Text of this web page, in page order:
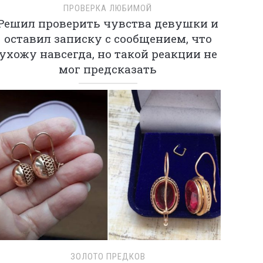
ПРОВЕРКА ЛЮБИМОЙ
проверить чувства девушки и
оставил записку с сообщением, что
навсегда, но такой реакции не
мог предсказать
ЗОЛОТО ПРЕДКОВ